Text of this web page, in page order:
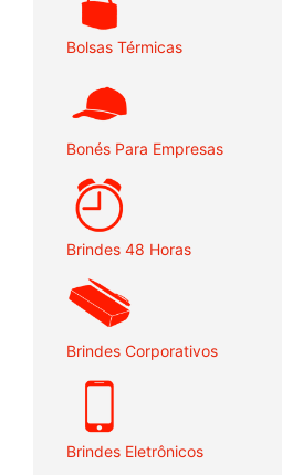
Bolsas Térmicas
Bonés Para Empresas
Brindes 48 Horas
Brindes Corporativos
Brindes Eletrônicos